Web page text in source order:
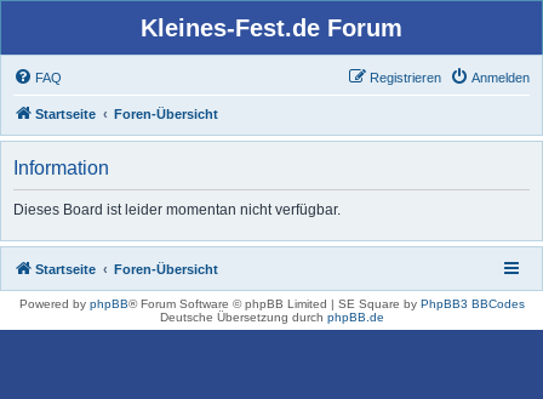
Kleines-Fest.de Forum
FAQ Anmelden
Registrieren
Startseite Foren-Übersicht
Information
Dieses Board ist leider momentan nicht verfügbar.
Startseite Foren-Übersicht
Powered by phpBB® Forum Software © phpBB Limited | SE Square by PhpBB3 BBCodes
Deutsche Übersetzung durch phpBB.de